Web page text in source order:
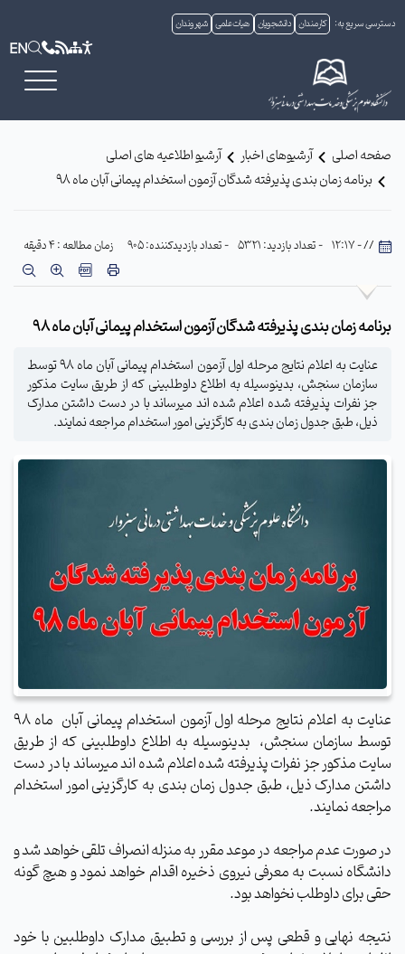
دسترسی سریع به: کارمندان دانشجویان هیات علمی شهروندان
EN
صفحه اصلی آرشیوهای اخبار
آرشیو اطلاعیه های اصلی
برنامه زمان بندی پذیرفته شدگان آزمون استخدام پیمانی آبان ماه 98
// - 12:17 - تعداد بازدید: 5321 - تعداد بازدیدکننده: 905 زمان مطالعه : 4 دقیقه
برنامه زمان بندی پذیرفته شدگان آزمون استخدام پیمانی آبان ماه 98
عنایت به اعلام نتایج مرحله اول آزمون استخدام پیمانی آبان ماه 98 توسط
سازمان سنجش، بدینوسیله به اطلاع داوطلبینی که از طریق سایت مذکور
جز نفرات پذیرفته شده اعلام شده اند میرساند با در دست داشتن مدارک
ذیل، طبق جدول زمان بندی به کارگزینی امور استخدام مراجعه نمایند.
عنایت به اعلام نتایج مرحله اول آزمون استخدام پیمانی آبان
ماه 98
توسط سازمان سنجش، بدینوسیله به اطلاع داوطلبینی که از طریق
سایت مذکور جز نفرات پذیرفته شده اعلام شده اند میرساند با در دست
داشتن مدارک ذیل، طبق جدول زمان بندی به کارگزینی امور استخدام
مراجعه نمایند.
در صورت عدم مراجعه در موعد مقرر به منزله انصراف تلقی خواهد شد و
دانشگاه نسبت به معرفی نیروی ذخیره اقدام خواهد نمود و هیچ گونه
حقی برای داوطلب نخواهد بود.
نتیجه نهایی و قطعی پس از بررسی و تطبیق مدارک داوطلبین با خود